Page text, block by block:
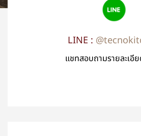
LINE :
แชทสอบถามรายละเอี